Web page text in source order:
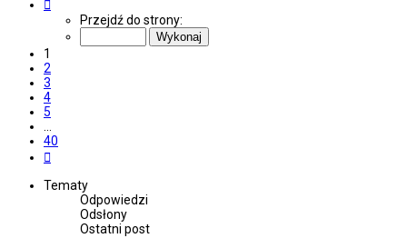
Przejdź do strony:
1
2
3
4
5
…
40
Tematy
Odpowiedzi
Odsłony
Ostatni post